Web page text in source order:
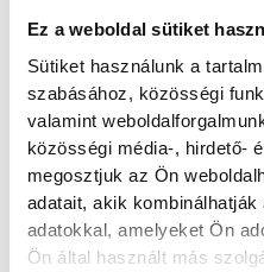
Ez a weboldal sütiket
Sütiket használunk a
szabásához, közösségi
valamint
közösségi média-, hirdető-
megosztjuk az Ön
adatait, akik
adatokkal, amelyeket Ön
Ön által használt más
vehettek át. Az SVSE
(21:59), Sára (22:46)
U23-ban harmadik
U20-asoknál Kovács
Nikolett (23:36) és
versenyeztek, ők 4-